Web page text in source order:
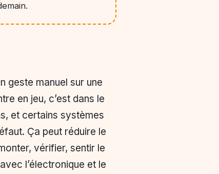
geste manuel sur une
en jeu, c’est dans le
et certains systèmes
Ça peut réduire le
vérifier, sentir le
l’électronique et le